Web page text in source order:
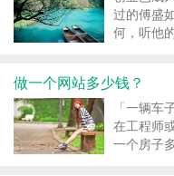
过的傅盛
何，听他
能做成一
难！就像
做一个网站多少钱？
「一辆车
在工程师
一个房子